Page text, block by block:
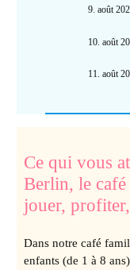
9. août
10. août
11. août
Ce qui vous
Berlin, le
jouer,
Dans notre café
enfants (de 1 à 8